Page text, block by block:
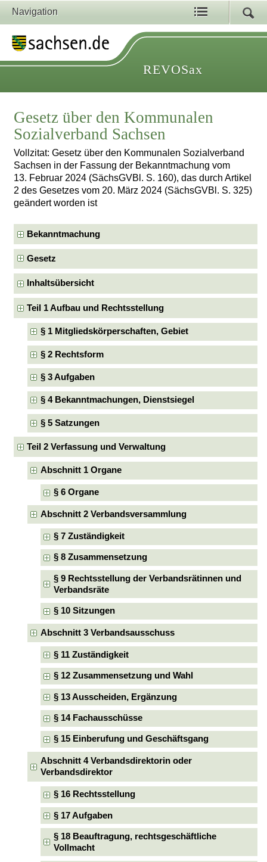
Navigation
REVOSax
Gesetz über den Kommunalen
Sozialverband Sachsen
Vollzitat: Gesetz über den Kommunalen Sozialverband
Sachsen in der Fassung der Bekanntmachung vom
13. Februar 2024 (SächsGVBl. S. 160), das durch Artikel
2 des Gesetzes vom 20. März 2024 (SächsGVBl. S. 325)
geändert worden ist
Bekanntmachung
Gesetz
Inhaltsübersicht
Teil 1 Aufbau und Rechtsstellung
§ 1 Mitgliedskörperschaften, Gebiet
§ 2 Rechtsform
§ 3 Aufgaben
§ 4 Bekanntmachungen, Dienstsiegel
§ 5 Satzungen
Teil 2 Verfassung und Verwaltung
Abschnitt 1 Organe
§ 6 Organe
Abschnitt 2 Verbandsversammlung
§ 7 Zuständigkeit
§ 8 Zusammensetzung
§ 9 Rechtsstellung der Verbandsrätinnen und
Verbandsräte
§ 10 Sitzungen
Abschnitt 3 Verbandsausschuss
§ 11 Zuständigkeit
§ 12 Zusammensetzung und Wahl
§ 13 Ausscheiden, Ergänzung
§ 14 Fachausschüsse
§ 15 Einberufung und Geschäftsgang
Abschnitt 4 Verbandsdirektorin oder
Verbandsdirektor
§ 16 Rechtsstellung
§ 17 Aufgaben
§ 18 Beauftragung, rechtsgeschäftliche
Vollmacht